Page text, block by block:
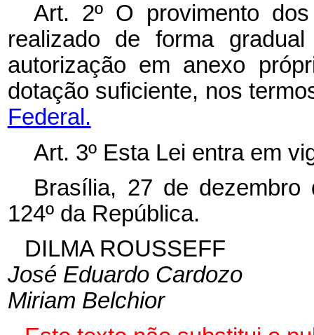
Art. 2º O provimento
realizado de forma
autorização em anexo
dotação suficiente, nos
Federal.
Art. 3º Esta Lei entra em
Brasília, 27 de dezembro
124º da República.
DILMA ROUSSEFF
José Eduardo Cardozo
Miriam Belchior